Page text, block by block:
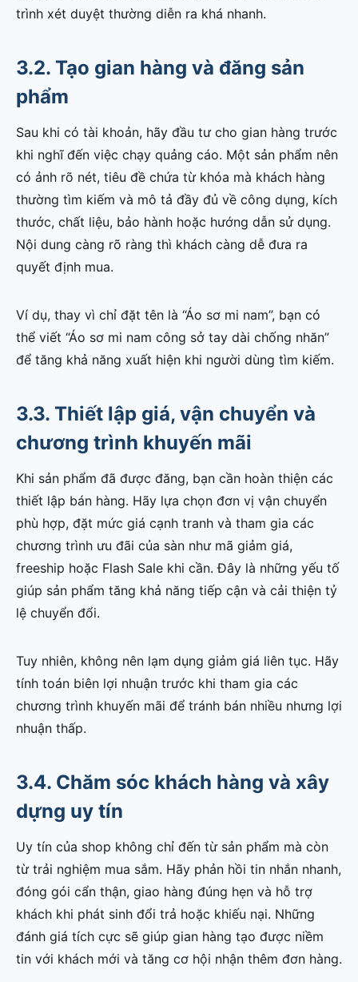
trình xét duyệt thường diễn ra khá nhanh.
3.2. Tạo gian hàng và đăng sản
phẩm
Sau khi có tài khoản, hãy đầu tư cho gian hàng trước
khi nghĩ đến việc chạy quảng cáo. Một sản phẩm nên
có ảnh rõ nét, tiêu đề chứa từ khóa mà khách hàng
thường tìm kiếm và mô tả đầy đủ về công dụng, kích
thước, chất liệu, bảo hành hoặc hướng dẫn sử dụng.
Nội dung càng rõ ràng thì khách càng dễ đưa ra
quyết định mua.
Ví dụ, thay vì chỉ đặt tên là “Áo sơ mi nam”, bạn có
thể viết “Áo sơ mi nam công sở tay dài chống nhăn”
để tăng khả năng xuất hiện khi người dùng tìm kiếm.
3.3. Thiết lập giá, vận chuyển và
chương trình khuyến mãi
Khi sản phẩm đã được đăng, bạn cần hoàn thiện các
thiết lập bán hàng. Hãy lựa chọn đơn vị vận chuyển
phù hợp, đặt mức giá cạnh tranh và tham gia các
chương trình ưu đãi của sàn như mã giảm giá,
freeship hoặc Flash Sale khi cần. Đây là những yếu tố
giúp sản phẩm tăng khả năng tiếp cận và cải thiện tỷ
lệ chuyển đổi.
Tuy nhiên, không nên lạm dụng giảm giá liên tục. Hãy
tính toán biên lợi nhuận trước khi tham gia các
chương trình khuyến mãi để tránh bán nhiều nhưng lợi
nhuận thấp.
3.4. Chăm sóc khách hàng và xây
dựng uy tín
Uy tín của shop không chỉ đến từ sản phẩm mà còn
từ trải nghiệm mua sắm. Hãy phản hồi tin nhắn nhanh,
đóng gói cẩn thận, giao hàng đúng hẹn và hỗ trợ
khách khi phát sinh đổi trả hoặc khiếu nại. Những
đánh giá tích cực sẽ giúp gian hàng tạo được niềm
tin với khách mới và tăng cơ hội nhận thêm đơn hàng.